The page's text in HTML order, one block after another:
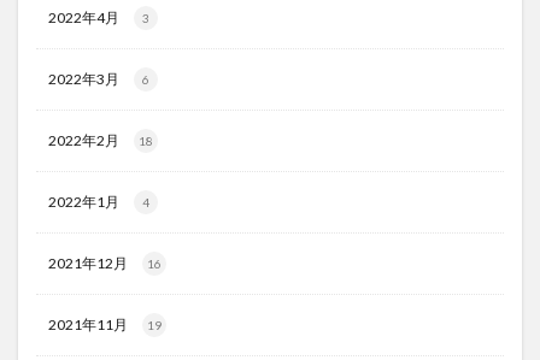
2022年4月 3
2022年3月 6
2022年2月 18
2022年1月 4
2021年12月 16
2021年11月 19